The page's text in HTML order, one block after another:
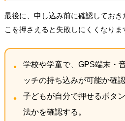
最後に、申し込み前に確認しておき
こを押さえると失敗しにくくなりま
学校や学童で、GPS端末・
ッチの持ち込みが可能か確認
子どもが自分で押せるボタ
法かを確認する。